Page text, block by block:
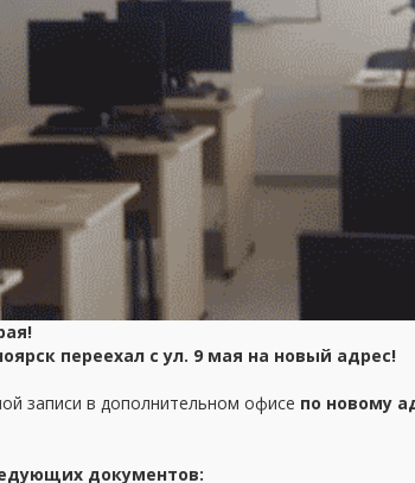
переехал с ул. 9 мая на новый адрес!
записи в дополнительном офисе по новому
документов: